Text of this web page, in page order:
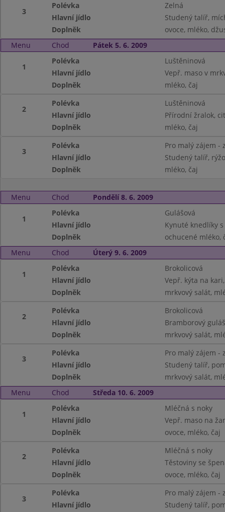
3
Polévka
Zelná
Hlavní jídlo
Studený talíř,
Doplněk
ovoce, mléko,
Menu
Chod Pátek 5. 6. 2009
1
Polévka
Luštěninová
Hlavní jídlo
Vepř. maso v
Doplněk
mléko, čaj
2
Polévka
Luštěninová
Hlavní jídlo
Přírodní žralok,
Doplněk
mléko, čaj
3
Polévka
Pro malý zájem -
Hlavní jídlo
Studený talíř,
Doplněk
mléko, čaj
Menu Chod Pondělí 8. 6. 2009
1
Polévka
Gulášová
Hlavní jídlo
Kynuté knedlíky
Doplněk
ochucené mléko,
Menu
Chod Úterý 9. 6. 2009
1
Polévka
Brokolicová
Hlavní jídlo
Vepř. kýta na
Doplněk
mrkvový salát,
2
Polévka
Brokolicová
Hlavní jídlo
Bramborový
Doplněk
mrkvový salát,
3
Polévka
Pro malý zájem -
Hlavní jídlo
Studený talíř,
Doplněk
mrkvový salát,
Menu
Chod Středa 10. 6. 2009
1
Polévka
Mléčná s noky
Hlavní jídlo
Vepř. maso na
Doplněk
ovoce, mléko, čaj
2
Polévka
Mléčná s noky
Hlavní jídlo
Těstoviny se
Doplněk
ovoce, mléko, čaj
3
Polévka
Pro malý zájem -
Hlavní jídlo
Studený talíř,